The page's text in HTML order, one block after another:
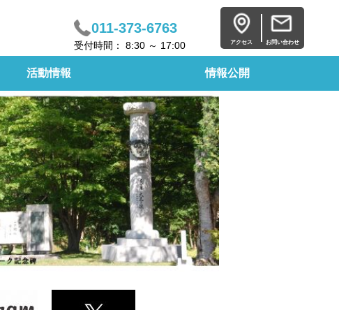
011-373-6763
受付時間： 8:30 ～ 17:00 アクセス お問い合わせ
活動情報 情報公開